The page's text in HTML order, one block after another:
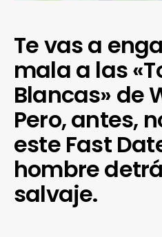
Te vas a
mala a las
Blancas» de
Pero, antes,
este Fast
hombre
salvaje.